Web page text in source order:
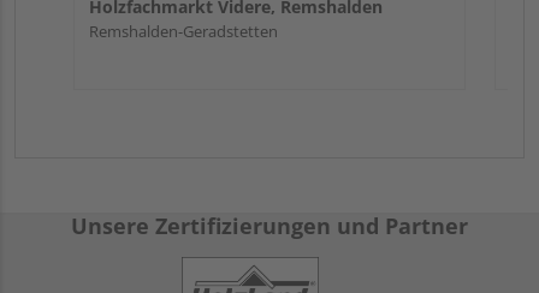
Holzfachmarkt Videre, Remshalden
Remshalden-Geradstetten
Unsere Zertifizierungen und Partner